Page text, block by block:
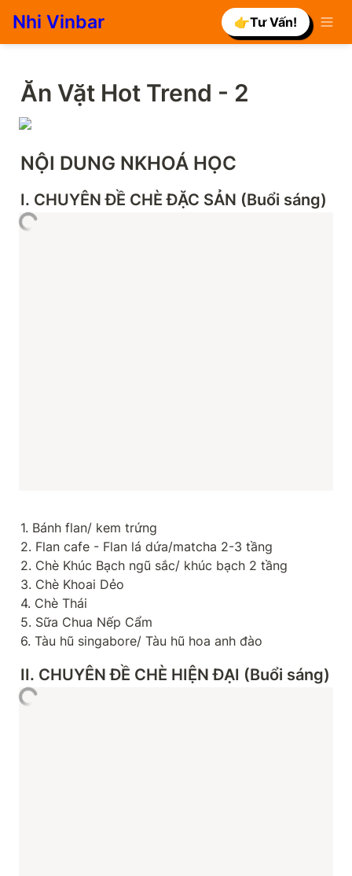
Nhi Vinbar 👉Tư Vấn!
Ăn Vặt Hot Trend - 2
NỘI DUNG NKHOÁ HỌC
I. CHUYÊN ĐỀ CHÈ ĐẶC SẢN (Buổi sáng)
1. Bánh flan/ kem trứng
2. Flan cafe - Flan lá dứa/matcha 2-3 tầng
2. Chè Khúc Bạch ngũ sắc/ khúc bạch 2 tầng
3. Chè Khoai Dẻo
4. Chè Thái
5. Sữa Chua Nếp Cẩm
6. Tàu hũ singabore/ Tàu hũ hoa anh đào
II. CHUYÊN ĐỀ CHÈ HIỆN ĐẠI (Buổi sáng)